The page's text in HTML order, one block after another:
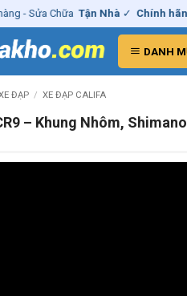
ChữaTận Nhà ✓ Chính hãng –
DANH
ĐẠP / XE ĐẠP CALIFA
– Khung Nhôm, Shimano